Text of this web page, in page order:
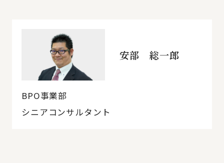
安部 総一郎
BPO事業部
シニアコンサルタント